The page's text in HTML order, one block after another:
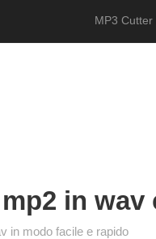
MP3 Cutter
in
in modo facile e rapido